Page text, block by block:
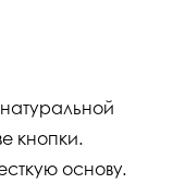
кнопки.
основу.